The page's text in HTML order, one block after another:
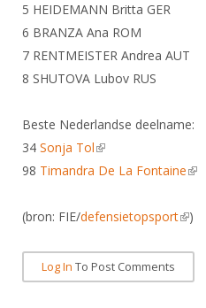
Witte Vlekkenplan
Oprichting Vereniging
Overschrijven leden
Scheidsrechterslijst
Import inschrijvingen uit Nahouw
Verwerk wedstrijduitslagen
NK organiseren
Promotie en logo
Infotheek
Bibliotheek
5 HEIDEMANN Britta GER
6 BRANZA Ana ROM
7 RENTMEISTER Andrea AUT
8 SHUTOVA Lubov RUS
Beste Nederlandse deelname:
34 Sonja Tol(link is external)
98 Timandra De La Fontaine
(bron: FIE/defensietopsport(link
)
Log In To Post Comments